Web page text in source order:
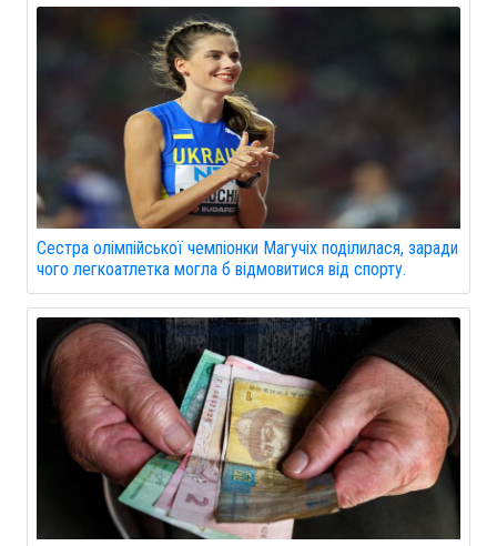
Сестра олімпійської чемпіонки Магучіх поділилася, заради
чого легкоатлетка могла б відмовитися від спорту.